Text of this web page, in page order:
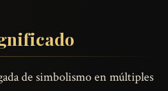
de simbolismo en múltiples